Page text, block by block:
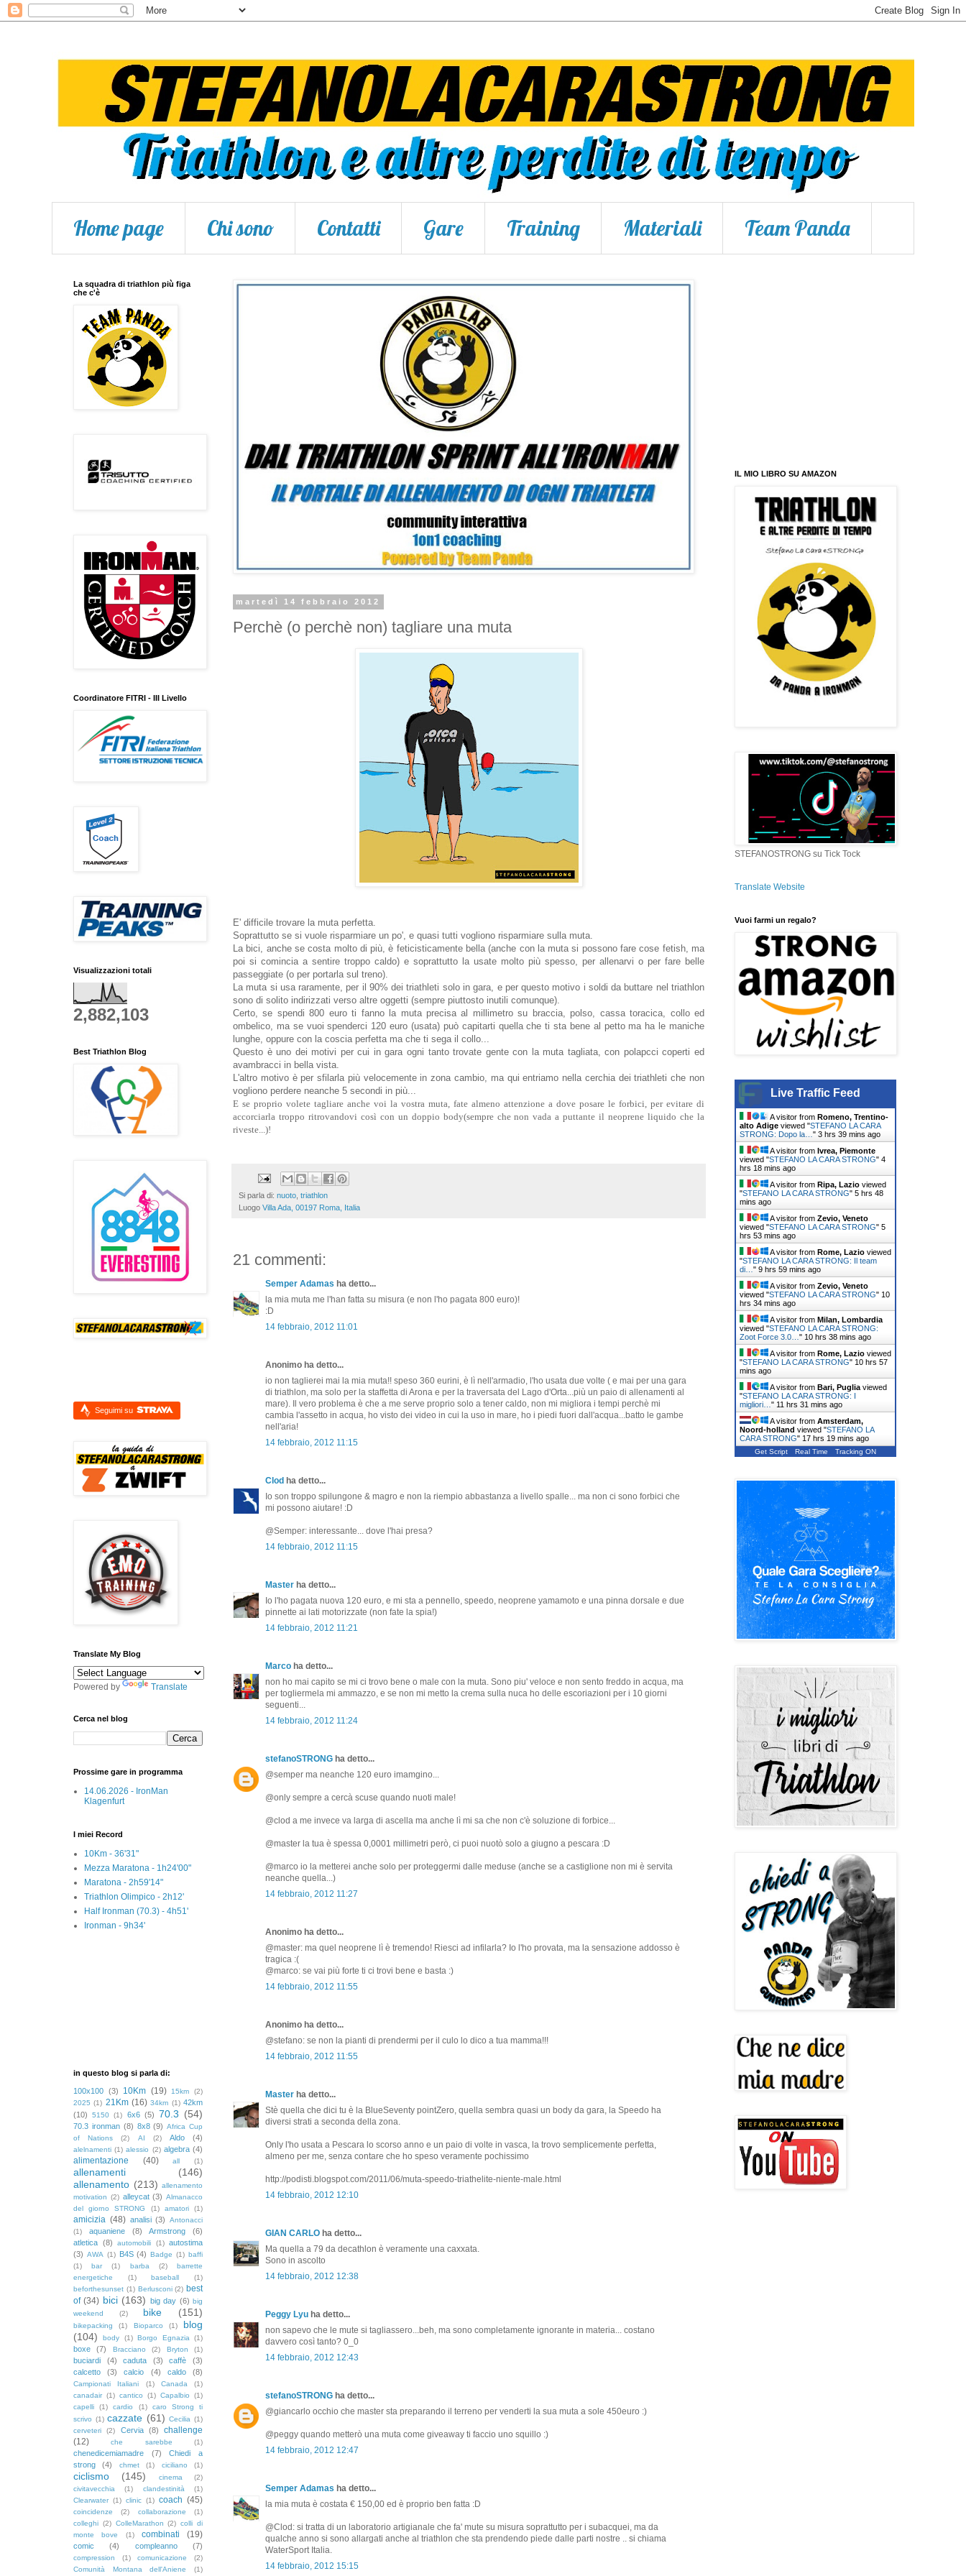
Home page Chi sono Contatti Gare Training Materiali Team Panda
martedì 14 febbraio 2012
Perchè (o perchè non) tagliare una muta
E' difficile trovare la muta perfetta.
Soprattutto se si vuole risparmiare un po', e quasi tutti vogliono risparmiare sulla muta.
La bici, anche se costa molto di più, è feticisticamente bella (anche con la muta si possono fare cose fetish, ma
poi si comincia a sentire troppo caldo) e soprattutto la usate molto più spesso, per allenarvi o per fare belle
passeggiate (o per portarla sul treno).
La muta si usa raramente, per il 90% dei triathleti solo in gara, e per questo motivo i soldi da buttare nel triathlon
sono di solito indirizzati verso altre oggetti (sempre piuttosto inutili comunque).
Certo, se spendi 800 euro ti fanno la muta precisa al millimetro su braccia, polso, cassa toracica, collo ed
ombelico, ma se vuoi spenderci 120 euro (usata) può capitarti quella che ti sta bene al petto ma ha le maniche
lunghe, oppure con la coscia perfetta ma che ti sega il collo...
Questo è uno dei motivi per cui in gara ogni tanto trovate gente con la muta tagliata, con polapcci coperti ed
avambracci in bella vista.
L'altro motivo è per sfilarla più velocemente in zona cambio, ma qui entriamo nella cerchia dei triathleti che non
vogliono perdere neanche 5 secondi in più...
E se proprio volete tagliare anche voi la vostra muta, fate almeno attenzione a dove posare le forbici, per evitare di
accorciarla troppo ritrovandovi così con un doppio body(sempre che non vada a puttante il neoprene liquido che la
riveste...)!
Si parla di: nuoto triathlon
Luogo Villa Ada, 00197 Roma, Italia
21 commenti:
Semper Adamas ha detto...
la mia muta me l'han fatta su misura (e non l'ho pagata 800 euro)!
:D
14 febbraio, 2012 11:01
Anonimo ha detto...
io non taglierei mai la mia muta!! speso 360 eurini, è lì nell'armadio, l'ho usata due volte ( e mai per una gara
di triathlon, ma solo per la staffetta di Arona e per la traversata del Lago d'Orta...più un paio di allenamenti al
mare). Il vero problema è che a me serve proprio solo a tener caldo, non mi migliora i tempi perchè mi
cambia l'assetto in acqua, ho visto dei video in cui la uso in mare, ho i piedi fuori dall'acqua...batto le gambe
nell'aria!
14 febbraio, 2012 11:15
Clod ha detto...
Io son troppo spilungone & magro e non la riempio abbastanza a livello spalle... ma non ci sono forbici che
mi possono aiutare! :D
@Semper: interessante... dove l'hai presa?
14 febbraio, 2012 11:15
Master ha detto...
Io l'ho pagata nuova 120 euro, e mi sta a pennello, speedo, neoprene yamamoto e una pinna dorsale e due
pinnette ai lati motorizzate (non fate la spia!)
14 febbraio, 2012 11:21
Marco ha detto...
non ho mai capito se mi ci trovo bene o male con la muta. Sono piu' veloce e non sento freddo in acqua, ma
per togliermela mi ammazzo, e se non mi metto la crema sulla nuca ho delle escoriazioni per i 10 giorni
seguenti...
14 febbraio, 2012 11:24
stefanoSTRONG ha detto...
@semper ma neanche 120 euro imamgino...
@only sempre a cercà scuse quando nuoti male!
@clod a me invece va larga di ascella ma anche lì mi sa che non c'è soluzione di forbice...
@master la tua è spessa 0,0001 millimetri però, ci puoi nuotò solo a giugno a pescara :D
@marco io la metterei anche solo per proteggermi dalle meduse (anche se a castiglione non mi è servita
neanche quella...)
14 febbraio, 2012 11:27
Anonimo ha detto...
@master: ma quel neoprene lì è tremendo! Riesci ad infilarla? Io l'ho provata, ma la sensazione addosso è
tragica :(
@marco: se vai più forte ti ci trovi bene e basta :)
14 febbraio, 2012 11:55
Anonimo ha detto...
@stefano: se non la pianti di prendermi per il culo lo dico a tua mamma!!!
14 febbraio, 2012 11:55
Master ha detto...
Stè quella che dici tu è la BlueSeventy pointZero, quella sembra quasi un body da gara, la Speedo ha
diversi strati a seconda della zona.
Only l'ho usata a Pescara lo scorso anno e un paio di volte in vasca, la trovo semplicemente perfetta,
almeno per me, senza contare che ho speso veramente pochissimo
http://podisti.blogspot.com/2011/06/muta-speedo-triathelite-niente-male.html
14 febbraio, 2012 12:10
GIAN CARLO ha detto...
Ma quella a 79 da decathlon è veramente una caxxata.
Sono in ascolto
14 febbraio, 2012 12:38
Peggy Lyu ha detto...
non sapevo che le mute si tagliassero...beh, ma sono completamente ignorante in materia... costano
davvero così tanto? 0_0
14 febbraio, 2012 12:43
stefanoSTRONG ha detto...
@giancarlo occhio che master sta preparando il terreno per venderti la sua muta a sole 450euro :)
@peggy quando metterò una muta come giveaway ti faccio uno squillo :)
14 febbraio, 2012 12:47
Semper Adamas ha detto...
la mia muta è costata € 150,00 ed è proprio ben fatta :D
@Clod: si tratta di un laboratorio artigianale che fa' mute su misura soprattutto per i subacquei, ma da
qualche anno si sono allargati anche al triathlon che sta prendendo piede dalle parti nostre .. si chiama
WaterSport Italia.
14 febbraio, 2012 15:15
La squadra di triathlon più figa
che c'è
Coordinatore FITRI - III Livello
Visualizzazioni totali
2,882,103
Best Triathlon Blog
Seguimi su
Translate My Blog
Powered by Translate
Cerca nel blog
Prossime gare in programma
14.06.2026 - IronMan
Klagenfurt
I miei Record
10Km - 36'31"
Mezza Maratona - 1h24'00"
Maratona - 2h59'14"
Triathlon Olimpico - 2h12'
Half Ironman (70.3) - 4h51'
Ironman - 9h34'
in questo blog si parla di:
100x100 (3) 10Km (19) 15km
(2)
2025 (1) 21Km (16) 34km (1) 42km
(10)
5150 (1) 6x6 (5) 70.3 (54)
70.3 ironman (8) 8x8 (9) Africa Cup
of Nations
(2) AI (2) Aldo (4)
alelnamenti (1) alessio (2) algebra (4)
alimentazione (40) all (1)
allenamenti
(146)
allenamento (213) allenamento
motivation (2) alleycat (3) Almanacco
del giorno STRONG
(1) amatori (1)
amicizia (48) analisi (3)
Antonacci
(1)
aquaniene (8) Armstrong
(6)
atletica (8) automobili (1) autostima
(3) AWA (1) B4S (4) Badge (1) baffi
(1)
bar (1) barba (2)
barrette
energetiche
(1) baseball
(1)
beforthesunset (1) Berlusconi (2) best
of (34) bici (163) big day (6) big
weekend
(2) bike (151)
bikepacking (1) Bioparco (1)
blog
(104)
body (1) Borgo Egnazia (1)
boxe (7) Bracciano (2) Bryton (1)
buciardi (4) caduta (3) caffè
(3)
calcetto
(3) calcio (4) caldo (8)
Campionati Italiani (1) Canada
(1)
canadair (1) cantico (1) Capalbio
(1)
capelli
(1) cardio (1)
caro Strong ti
scrivo (1) cazzate (61) Cecilia (1)
cerveteri
(2) Cervia (8)
challenge
(12)
che sarebbe (1)
chenedicemiamadre (7)
Chiedi a
strong
(4) chmet (1) ciciliano (1)
ciclismo (145) cinema
(2)
civitavecchia
(1) clandestinità
(1)
Clearwater (1) clinic (1) coach (45)
coincidenze (2) collaborazione
(1)
colleghi (2) ColleMarathon (2) colli di
monte bove
(1) combinati (19)
comic (4) compleanno (7)
compression (1) comunicazione
(2)
Comunità Montana dell'Aniene
(1)
IL MIO LIBRO SU AMAZON
STEFANOSTRONG su Tick Tock
Translate Website
Vuoi farmi un regalo?
Live Traffic Feed
A visitor from Romeno, Trentino-
alto Adige viewed "STEFANO LA CARA
STRONG: Dopo la… " 3 hrs 39 mins ago
A visitor from Ivrea, Piemonte
viewed "STEFANO LA CARA STRONG" 4
hrs 18 mins ago
A visitor from Ripa, Lazio viewed
"STEFANO LA CARA STRONG" 5 hrs 48
mins ago
A visitor from Zevio, Veneto
viewed "STEFANO LA CARA STRONG" 5
hrs 53 mins ago
A visitor from Rome, Lazio viewed
"STEFANO LA CARA STRONG: Il team
di… " 9 hrs 59 mins ago
A visitor from Zevio, Veneto
viewed "STEFANO LA CARA STRONG" 10
hrs 34 mins ago
A visitor from Milan, Lombardia
viewed "STEFANO LA CARA STRONG:
Zoot Force 3.0… " 10 hrs 38 mins ago
A visitor from Rome, Lazio viewed
"STEFANO LA CARA STRONG" 10 hrs 57
mins ago
A visitor from Bari, Puglia viewed
"STEFANO LA CARA STRONG: I
migliori… " 11 hrs 31 mins ago
A visitor from Amsterdam,
Noord-holland viewed "STEFANO LA
CARA STRONG" 17 hrs 19 mins ago
Get Script Real Time Tracking ON